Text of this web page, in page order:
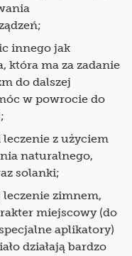
innego jak
która ma za zadanie
do dalszej
w powrocie do
leczenie z użyciem
naturalnego,
solanki;
leczenie zimnem,
miejscowy (do
aplikatory)
działają bardzo